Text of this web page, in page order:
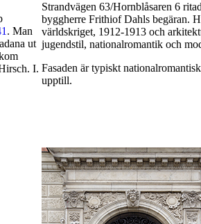
. Man
ut
I.
Strandvägen 63/Hornblåsaren 6
byggherre Frithiof Dahls begäran.
världskriget, 1912-1913 och
jugendstil, nationalromantik och
Fasaden är typiskt
upptill.